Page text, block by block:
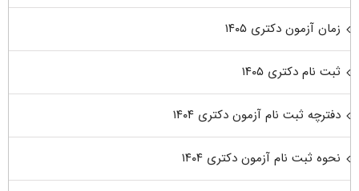
زمان آزمون دکتری ۱۴۰۵
ثبت نام دکتری ۱۴۰۵
دفترچه ثبت نام آزمون دکتری ۱۴۰۴
نحوه ثبت نام آزمون دکتری ۱۴۰۴